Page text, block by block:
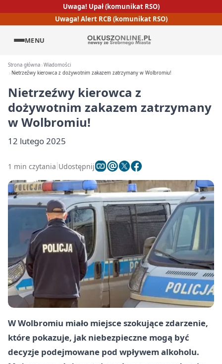
Uwaga! Upał (komunikat RSO)
Uwaga! Alert RCB (komunikat RSO)
MENU
Strona główna Wiadomości
Nietrzeźwy kierowca z dożywotnim zakazem zatrzymany w Wolbromiu!
Nietrzeźwy kierowca z
dożywotnim zakazem zatrzymany
w Wolbromiu!
12 lutego 2025
1 min czytania Udostępnij
W Wolbromiu miało miejsce szokujące zdarzenie,
które pokazuje, jak niebezpieczne mogą być
decyzje podejmowane pod wpływem alkoholu.